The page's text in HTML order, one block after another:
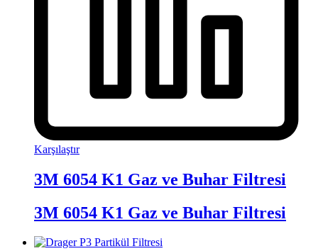
Karşılaştır
3M 6054 K1 Gaz ve Buhar Filtresi
3M 6054 K1 Gaz ve Buhar Filtresi